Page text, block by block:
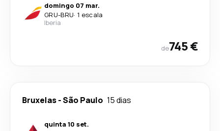
domingo 07 mar.
GRU-BRU· 1 escala
Iberia
de745 €
Bruxelas-São Paulo 15 dias
quinta 10 set.